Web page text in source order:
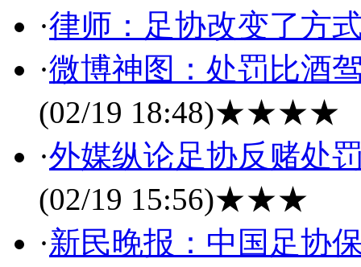
·律师：足协改变了方
·微博神图：处罚比酒
(02/19 18:48)★★★★
·外媒纵论足协反赌处
(02/19 15:56)★★★
·新民晚报：中国足协